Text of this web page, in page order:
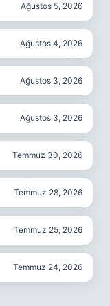
Ağustos 5, 2026
Ağustos 4, 2026
Ağustos 3, 2026
Ağustos 3, 2026
Temmuz 30, 2026
Temmuz 28, 2026
Temmuz 25, 2026
Temmuz 24, 2026